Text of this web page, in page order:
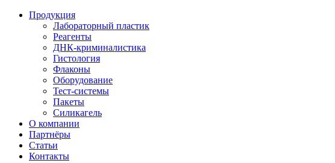
Продукция
Лабораторный пластик
Реагенты
ДНК-криминалистика
Гистология
Флаконы
Оборудование
Тест-системы
Пакеты
Силикагель
О компании
Партнёры
Статьи
Контакты